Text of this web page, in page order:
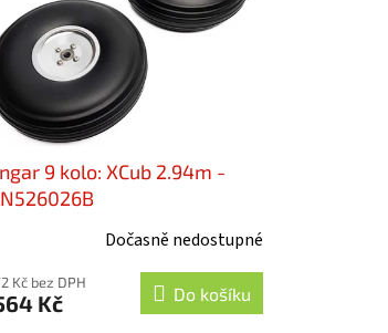
9 kolo: XCub 2.94m -
Dočasně nedostupné
Kč bez DPH
Kč Do košíku